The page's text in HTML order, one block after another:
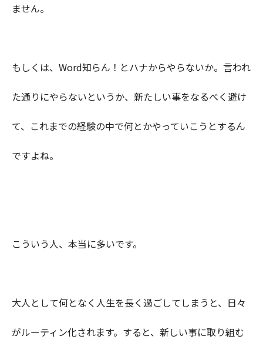
ません。
もしくは、Word知らん！とハナからやらないか。言われ
た通りにやらないというか、新たしい事をなるべく避け
て、これまでの経験の中で何とかやっていこうとするん
ですよね。
こういう人、本当に多いです。
大人として何となく人生を長く過ごしてしまうと、日々
がルーティン化されます。すると、新しい事に取り組む